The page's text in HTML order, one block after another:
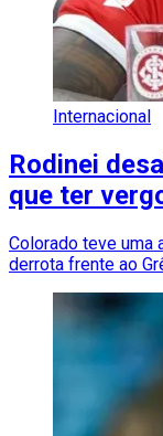
Internacional
Rodinei
que ter
Colorado teve uma
derrota frente ao